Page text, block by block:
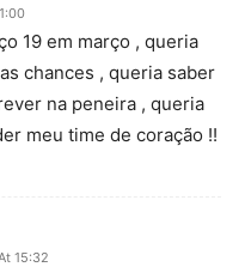
19 em março , queria
chances , queria saber
na peneira , queria
meu time de coração !!
15:32